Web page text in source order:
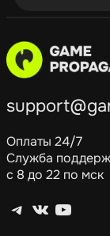
Оплаты 24/7
Служба
с 8 до 22 по мск
Telegram ВКонтакте YouTube